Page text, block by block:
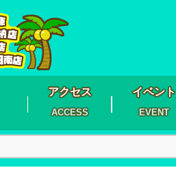
アクセス
ACCESS
イベント
EVENT